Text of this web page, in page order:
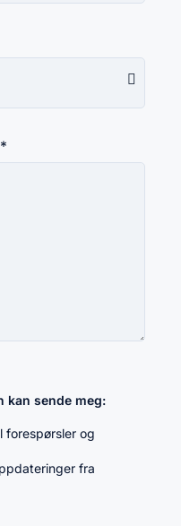
*
kan sende meg:
forespørsler og
fra